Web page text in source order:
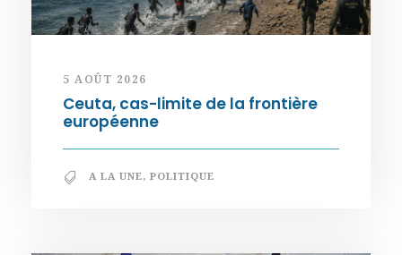
5 AOÛT 2026
Ceuta, cas-limite de la frontière
européenne
A LA UNE, POLITIQUE